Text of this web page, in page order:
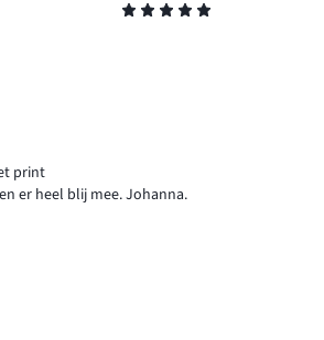
print
er heel blij mee. Johanna.